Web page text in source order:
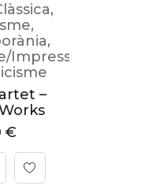
,
,
,
Impressionisme
–
€